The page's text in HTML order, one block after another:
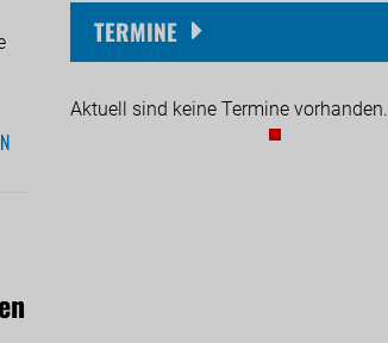
TERMINE
Aktuell sind keine Termine vorhanden.